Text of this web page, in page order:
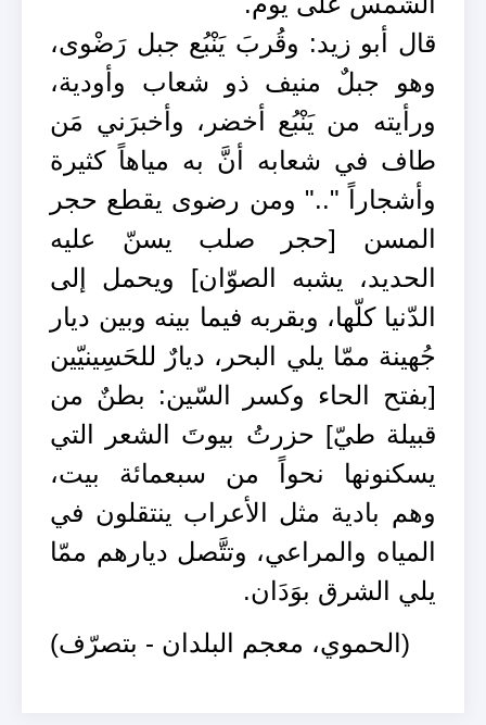
قال أبو زيد: وقُربَ يَنْبُع جبل رَضْوى،
وهو جبلٌ منيف ذو شعاب وأودية،
ورأيته من يَنْبُع أخضر، وأخبرَني مَن
طاف في شعابه أنَّ به مياهاً كثيرة
وأشجاراً ".." ومن رضوى يقطع حجر
المسن [حجر صلب يسنّ عليه
الحديد، يشبه الصوّان] ويحمل إلى
الدّنيا كلّها، وبقربه فيما بينه وبين ديار
جُهينة ممّا يلي البحر، ديارٌ للحَسِينيّين
[بفتح الحاء وكسر السّين: بطنٌ من
قبيلة طيّ] حزرتُ بيوتَ الشعر التي
يسكنونها نحواً من سبعمائة بيت،
وهم بادية مثل الأعراب ينتقلون في
المياه والمراعي، وتتَّصل ديارهم ممّا
يلي الشرق بوَدَان.
(الحموي، معجم البلدان - بتصرّف)